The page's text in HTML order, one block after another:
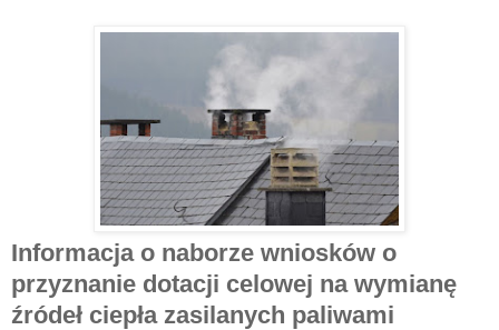
Informacja o naborze wniosków o
przyznanie dotacji celowej na wymianę
źródeł ciepła zasilanych paliwami